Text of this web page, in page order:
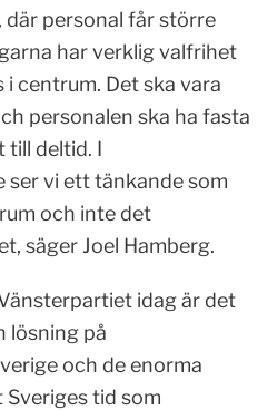
personal får större
har verklig valfrihet
centrum. Det ska vara
personalen ska ha fasta
till deltid. I
ser vi ett tänkande som
och inte det
säger Joel Hamberg.
idag är det
lösning på
och de enorma
tid som